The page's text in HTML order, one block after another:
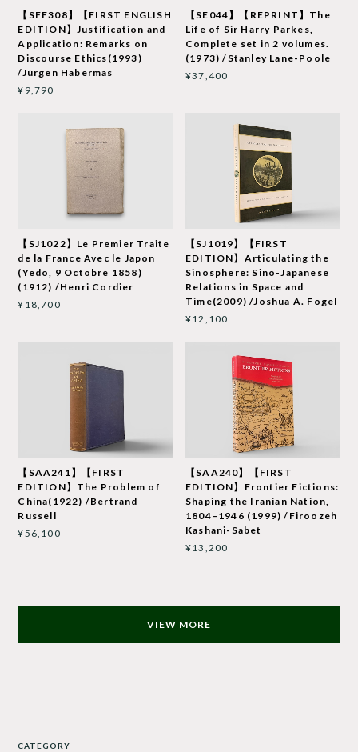
【SFF308】【FIRST ENGLISH
EDITION】Justification and
Application: Remarks on
Discourse Ethics(1993)
/Jürgen Habermas
¥9,790
【SE044】【REPRINT】The
Life of Sir Harry Parkes,
Complete set in 2 volumes.
(1973) /Stanley Lane-Poole
¥37,400
【SJ1022】Le Premier Traite
de la France Avec le Japon
(Yedo, 9 Octobre 1858)
(1912) /Henri Cordier
¥18,700
【SJ1019】【FIRST
EDITION】Articulating the
Sinosphere: Sino-Japanese
Relations in Space and
Time(2009) /Joshua A. Fogel
¥12,100
【SAA241】【FIRST
EDITION】The Problem of
China(1922) /Bertrand
Russell
¥56,100
【SAA240】【FIRST
EDITION】Frontier Fictions:
Shaping the Iranian Nation,
1804–1946 (1999) /Firoozeh
Kashani-Sabet
¥13,200
VIEW MORE
CATEGORY